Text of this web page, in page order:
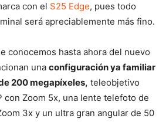
con el S25 Edge, pues todo
será apreciablemente más fino.
conocemos hasta ahora del nuevo
una configuración ya familiar
200 megapíxeles, teleobjetivo
con Zoom 5x, una lente telefoto de
3x y un ultra gran angular de 50